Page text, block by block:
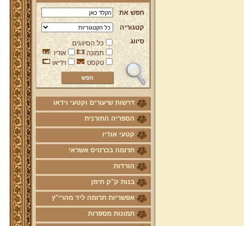
חפש את
קטגוריה
סיווג
כל הסיווגים
תמונה
אודיו
טקסט
וידיאו
דרשות שיעורים וקטעי וידאו
הספריה התורנית
קטעי אודיו
תרומה בכרטיס אשראי
הורדות
בנות ק"ק תימן
אפשריות תרומה ליד מהרי"ץ
תמונות מספרות